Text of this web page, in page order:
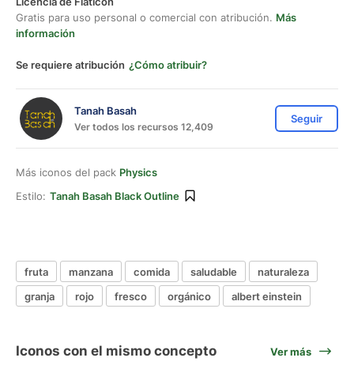
Gratis para uso personal o comercial con atribución. Más
información
Se requiere atribución ¿Cómo atribuir?
Tanah Basah
Ver todos los recursos 12,409
Seguir
Más iconos del pack Physics
Estilo: Tanah Basah Black Outline
fruta manzana comida saludable
naturaleza
granja
rojo fresco orgánico albert einstein
Iconos con el mismo concepto Ver más